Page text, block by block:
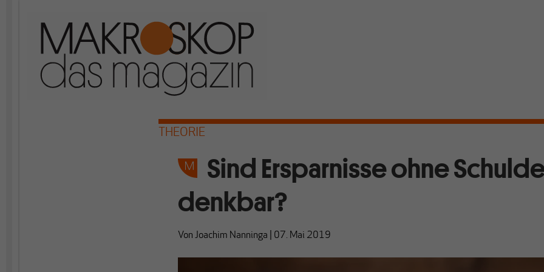
THEORIE
Sind Ersparnisse ohne
denkbar?
VonJoachim Nanninga 07. Mai 2019